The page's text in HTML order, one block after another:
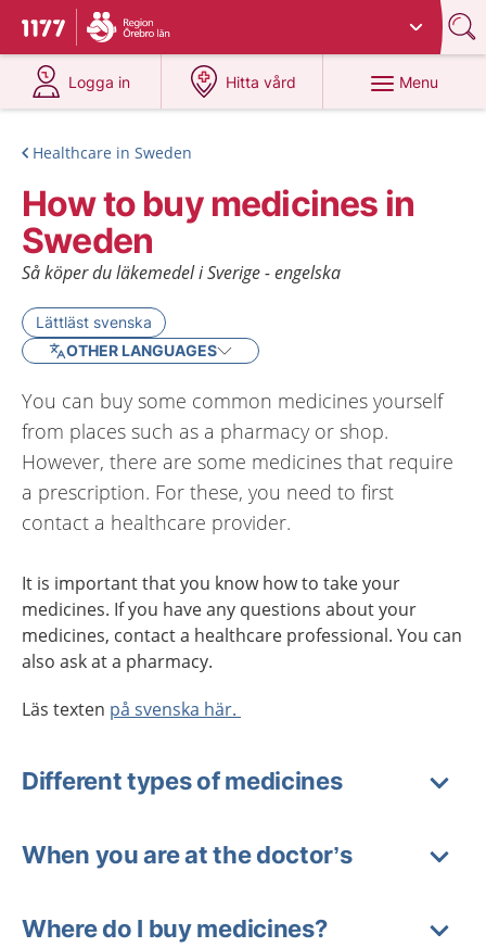
To start page for 1177
Du har valt region
Logga in
at 1177.se
Hitta vård
at 1177.se
Menu
Healthcare in Sweden
How to buy medicines in
Sweden
Så köper du läkemedel i Sverige - engelska
Lättläst svenska
OTHER LANGUAGES
You can buy some common medicines yourself
from places such as a pharmacy or shop.
However, there are some medicines that require
a prescription. For these, you need to first
contact a healthcare provider.
It is important that you know how to take your
medicines. If you have any questions about your
medicines, contact a healthcare professional. You can
also ask at a pharmacy.
Läs texten på svenska här.
Different types of medicines
When you are at the doctor’s
Where do I buy medicines?